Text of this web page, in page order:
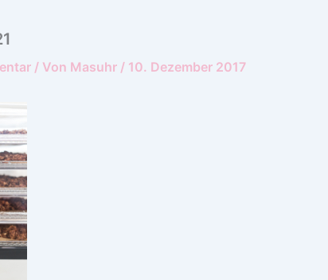
/ Von Masuhr / 10. Dezember 2017